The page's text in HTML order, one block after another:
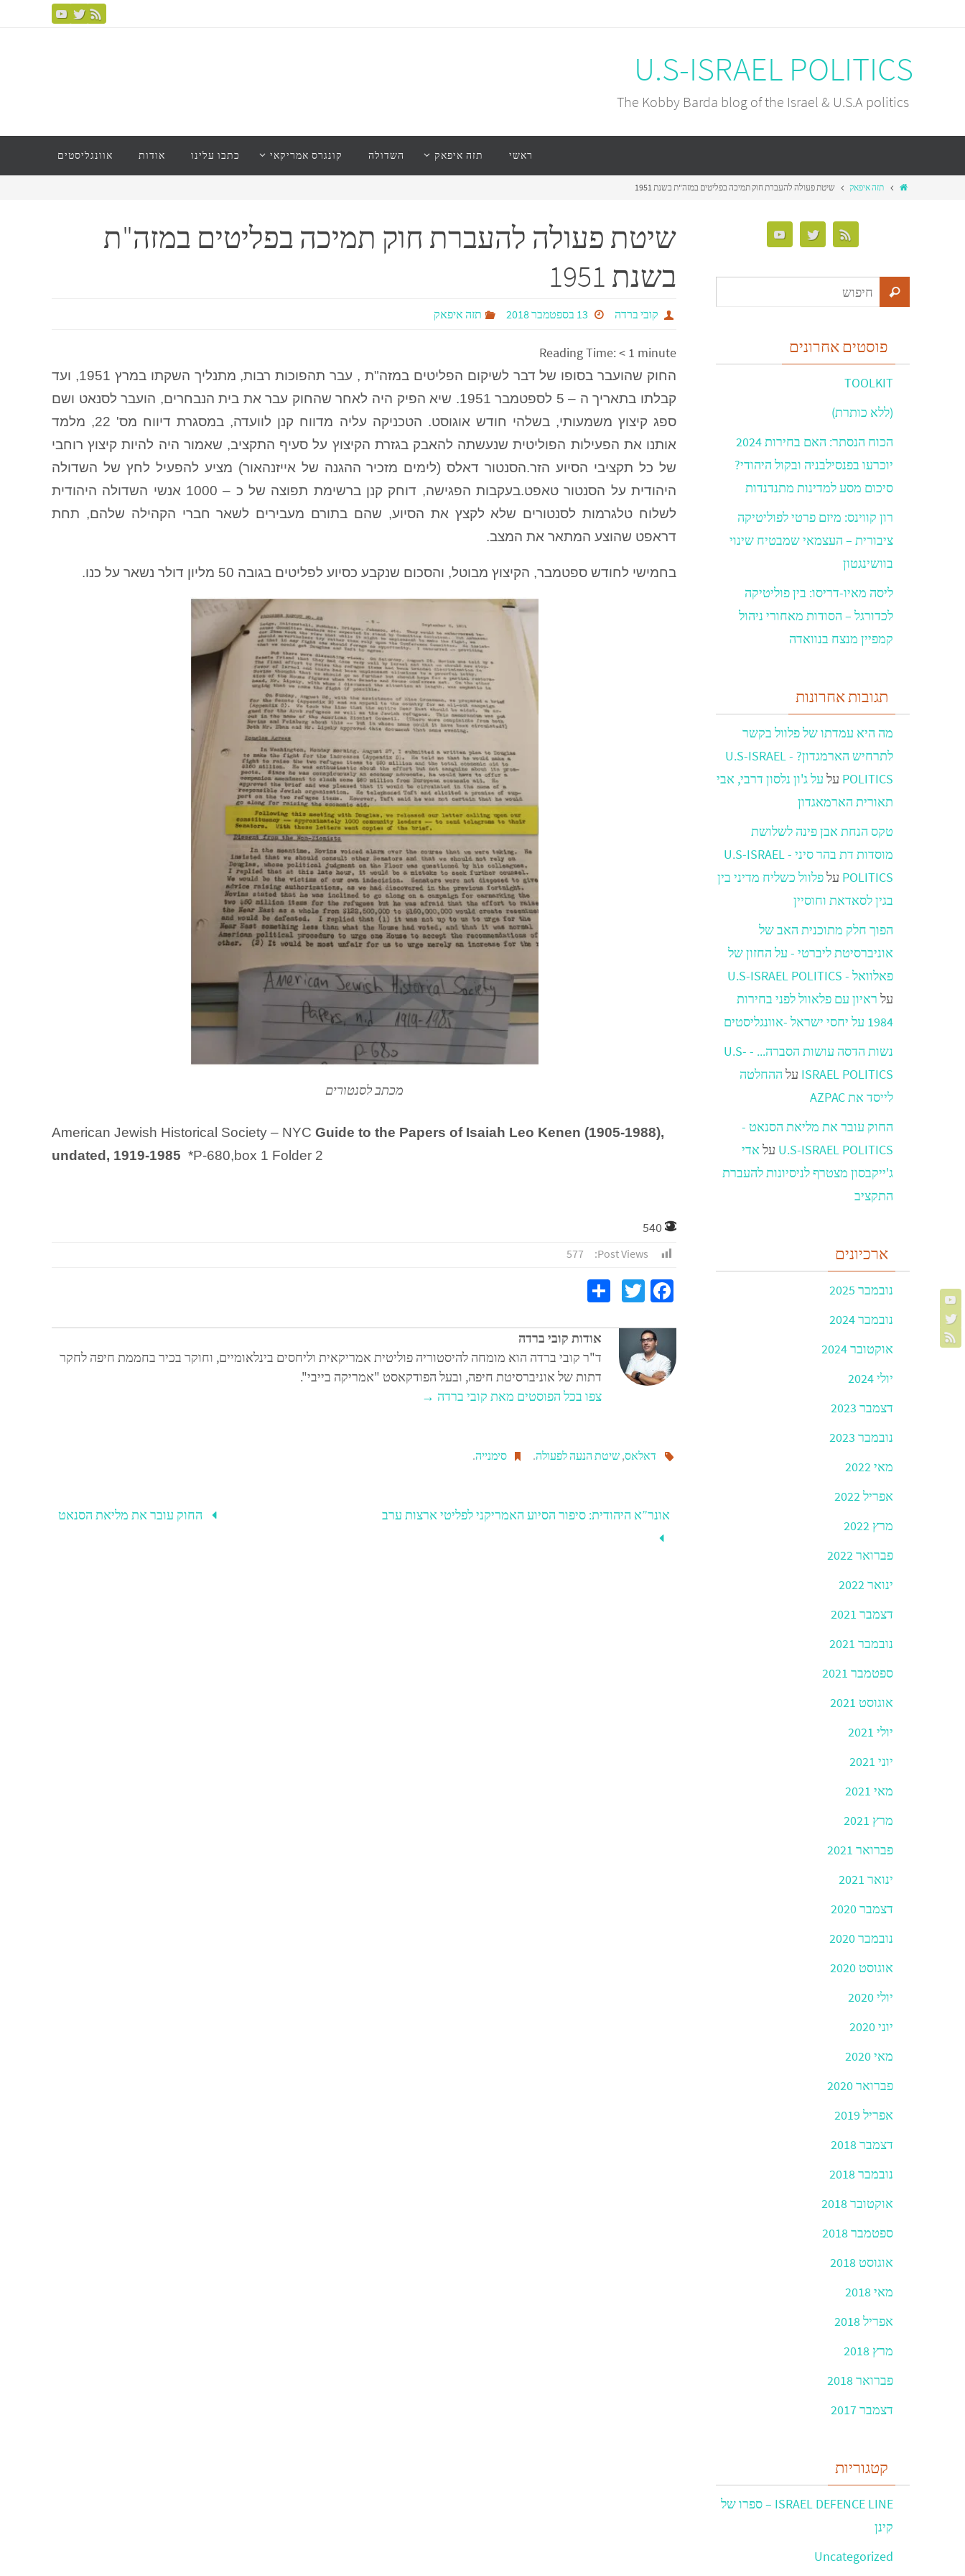
U.S-ISRAEL POLITICS
The Kobby Barda blog of the Israel & U.S.A politics
ראשי תזה איפאק השדולה קונגרס אמריקאי כתבו עלינו אודות אוונגליסטים
תזה איפאק שיטת פעולה להעברת חוק תמיכה בפליטים במזה"ת בשנת 1951
שיטת פעולה להעברת חוק תמיכה בפליטים במזה"ת
בשנת 1951
קובי ברדה 13 בספטמבר 2018 תזה איפאק
Reading Time:< 1 minute
החוק שהועבר בסופו של דבר לשיקום הפליטים במזה"ת , עבר תהפוכות רבות, מתנליך השקתו במרץ 1951, ועד
קבלתו בתאריך ה – 5 לספטמבר 1951. שיא הפיק היה לאחר שהחוק עבר את בית הנבחרים, הועבר לסנאט ושם
ספג קיצוץ משמעותי, בשלהי חודש אוגוסט. הטכניקה עליה מדווח קנן לוועדה, במסגרת דיווח מס' 22, מלמד
אותנו את הפעילות הפוליטית שנעשתה להאבק בגזרת הקיצוץ על סעיף התקציב, שאמור היה להיות קיצוץ רוחבי
של כל תקציבי הסיוע הזר.הסנטור דאלס (לימים מזכיר ההגנה של אייזנהאור) מציע להפעיל לחץ של השדולה
היהודית על הסנטור טאפט.בעקבות הפגישה, דוחק קנן ברשימת תפוצה של כ – 1000 אנשי השדולה היהודית
לשלוח טלגרמות לסנטורים שלא לקצץ את הסיוע, שהם בתורם מעבירים לשאר חברי הקהילה שלהם, תחת
דראפט שהוצע המתאר את המצב.
בחמישי לחודש ספטמבר, הקיצוץ מבוטל, והסכום שנקבע כסיוע לפליטים בגובה 50 מליון דולר נשאר על כנו.
מכתב לסנטורים
American Jewish Historical Society – NYC Guide to the Papers of Isaiah Leo Kenen (1905-1988),
undated, 1919-1985 *P-680,box 1 Folder 2
Post Views:
577
Fa
b
o
o
T
tt
er
ar
e
אודות קובי ברדה
ד"ר קובי ברדה הוא מומחה להיסטוריה פוליטית אמריקאית וליחסים בינלאומיים, וחוקר בכיר בחממת חיפה לחקר
דתות של אוניברסיטת חיפה, ובעל הפודקאסט "אמריקה בייבי".
צפו בכל הפוסטים מאת קובי ברדה →
דאלאס, שיטת הנעה לפעולה. סימנייה.
החוק עובר את מליאת הסנאט אונר”א היהודית: סיפור הסיוע האמריקני לפליטי ארצות ערב
פוסטים אחרונים
TOOLKIT
(ללא כותרת)
הכוח הנסתר: האם בחירות 2024
יוכרעו בפנסילבניה ובקול היהודי?
סיכום מסע למדינות מתנדנדות
רון קווינס: מיזם פרטי לפוליטיקה
ציבורית – העצמאי שמבטיח שינוי
בוושינגטון
ליסה מאיו-דריסו: בין פוליטיקה
לכדורגל – הסודות מאחורי ניהול
קמפיין מנצח בנוואדה
תגובות אחרונות
מה היא עמדתו של פלוול בקשר
לתרחיש הארמגדון? - U.S-ISRAEL
POLITICS על על ג'ון נלסון דרבי, אבי
תאורית הארמאגדון
טקס הנחת אבן פינה לשלושת
מוסדות דת בהר סיני - U.S-ISRAEL
POLITICS עלפלוול כשליח מדיני בין
בגין לסאדאת וחוסיין
הפוך חלק מתוכנית האב של
אוניברסיטת ליברטי - על החזון של
פאלוואל - U.S-ISRAEL POLITICS
על ראיון עם פלאוול לפני בחירות
1984 על יחסי ישראל -אוונגליסטים
נשות הדסה עושות הסברה... - U.S-
ISRAEL POLITICS על ההחלטה
לייסד את AZPAC
החוק עובר את מליאת הסנאט -
U.S-ISRAEL POLITICS על אדי
ג'ייקבסון מצטרף לניסיונות להעברת
התקציב
ארכיונים
נובמבר 2025
נובמבר 2024
אוקטובר 2024
יולי 2024
דצמבר 2023
נובמבר 2023
מאי 2022
אפריל 2022
מרץ 2022
פברואר 2022
ינואר 2022
דצמבר 2021
נובמבר 2021
ספטמבר 2021
אוגוסט 2021
יולי 2021
יוני 2021
מאי 2021
מרץ 2021
פברואר 2021
ינואר 2021
דצמבר 2020
נובמבר 2020
אוגוסט 2020
יולי 2020
יוני 2020
מאי 2020
פברואר 2020
אפריל 2019
דצמבר 2018
נובמבר 2018
אוקטובר 2018
ספטמבר 2018
אוגוסט 2018
מאי 2018
אפריל 2018
מרץ 2018
פברואר 2018
דצמבר 2017
קטגוריות
ISRAEL DEFENCE LINE – ספרו של
קינן
Uncategorized